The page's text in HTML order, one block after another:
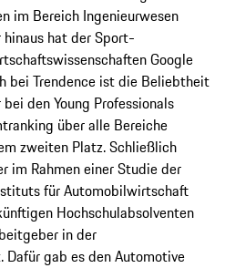
im Bereich Ingenieurwesen
hinaus hat der Sport­
Google
bei Trendence ist die Beliebtheit
den Young Professionals
über alle Bereiche
zweiten Platz. Schließlich
im Rahmen einer Studie der
für Automobilwirtschaft
Hochschulab­solventen
in der
gab es den Automotive